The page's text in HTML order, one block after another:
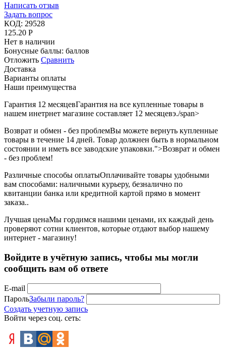
Написать отзыв
Задать вопрос
КОД: 29528
125.20 Р
Нет в наличии
Бонусные баллы: баллов
Отложить Сравнить
Доставка
Варианты оплаты
Наши преимущества
Гарантия 12 месяцевГарантия на все купленные товары в
нашем инетрнет магазине составляет 12 месяцевэ./span>
Возврат и обмен - без проблемВы можете вернуть купленные
товары в течение 14 дней. Товар должнен быть в нормальном
состоянии и иметь все заводские упаковки.">Возврат и обмен
- без проблем!
Различные способы оплатыОплачивайте товары удобными
вам способами: наличными курьеру, безналично по
квитанции банка или кредитной картой прямо в момент
заказа..
Лучшая ценаМы гордимся нашими ценами, их каждый день
проверяют сотни клиентов, которые отдают выбор нашему
интернет - магазину!
Войдите в учётную запись, чтобы мы могли
сообщить вам об ответе
E-mail
ПарольЗабыли пароль?
Создать учетную запись
Войти через соц. сеть: